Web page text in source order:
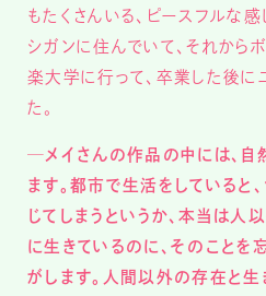
もたくさんいる、ピースフルな
シガンに住んでいて、それから
楽大学に行って、卒業した後に
た。
─メイさんの作品の中には、自
ます。都市で生活をしていると
じてしまうというか、本当は人
に生きているのに、そのことを
がします。人間以外の存在と